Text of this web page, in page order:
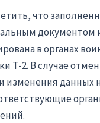
что
документом
в органах
Т-2. В случае
изменения данных